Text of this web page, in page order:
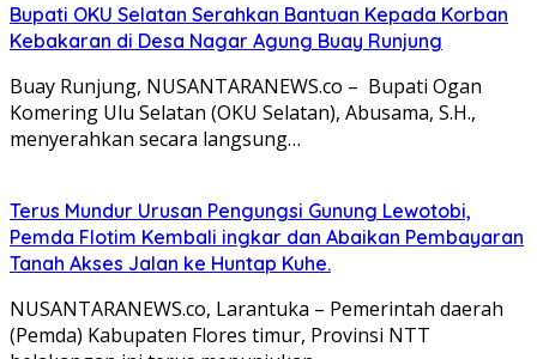
Bupati OKU Selatan Serahkan Bantuan Kepada Korban
Kebakaran di Desa Nagar Agung Buay Runjung
Buay Runjung, NUSANTARANEWS.co – Bupati Ogan
Komering Ulu Selatan (OKU Selatan), Abusama, S.H.,
menyerahkan secara langsung…
Terus Mundur Urusan Pengungsi Gunung Lewotobi,
Pemda Flotim Kembali ingkar dan Abaikan Pembayaran
Tanah Akses Jalan ke Huntap Kuhe.
NUSANTARANEWS.co, Larantuka – Pemerintah daerah
(Pemda) Kabupaten Flores timur, Provinsi NTT